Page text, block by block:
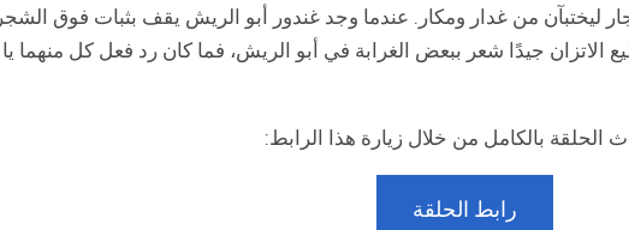
ليختبآن من غدار ومكار. عندما وجد غندور أبو الريش يقف بثبات فوق
الاتزان جيدًا شعر ببعض الغرابة في أبو الريش، فما كان رد فعل كل منهما يا
بالكامل من خلال زيارة هذا الرابط:
رابط الحلقة